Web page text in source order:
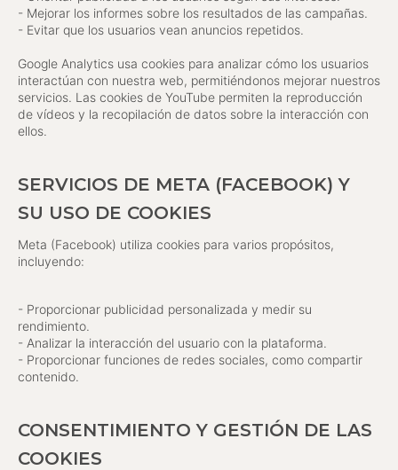
- Mejorar los informes sobre los resultados de las campañas.
- Evitar que los usuarios vean anuncios repetidos.
Google Analytics usa cookies para analizar cómo los usuarios
interactúan con nuestra web, permitiéndonos mejorar nuestros
servicios. Las cookies de YouTube permiten la reproducción
de vídeos y la recopilación de datos sobre la interacción con
ellos.
SERVICIOS DE META (FACEBOOK) Y
SU USO DE COOKIES
Meta (Facebook) utiliza cookies para varios propósitos,
incluyendo:
- Proporcionar publicidad personalizada y medir su
rendimiento.
- Analizar la interacción del usuario con la plataforma.
- Proporcionar funciones de redes sociales, como compartir
contenido.
CONSENTIMIENTO Y GESTIÓN DE LAS
COOKIES